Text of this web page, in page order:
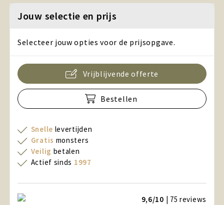
Jouw selectie en prijs
Selecteer jouw opties voor de prijsopgave.
Vrijblijvende offerte
Bestellen
Snelle levertijden
Gratis monsters
Veilig betalen
Actief sinds 1997
9,6/10 | 75reviews